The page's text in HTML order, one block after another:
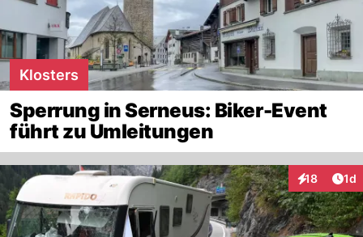
Klosters
Sperrung in Serneus: Biker-Event
führt zu Umleitungen
18 1d